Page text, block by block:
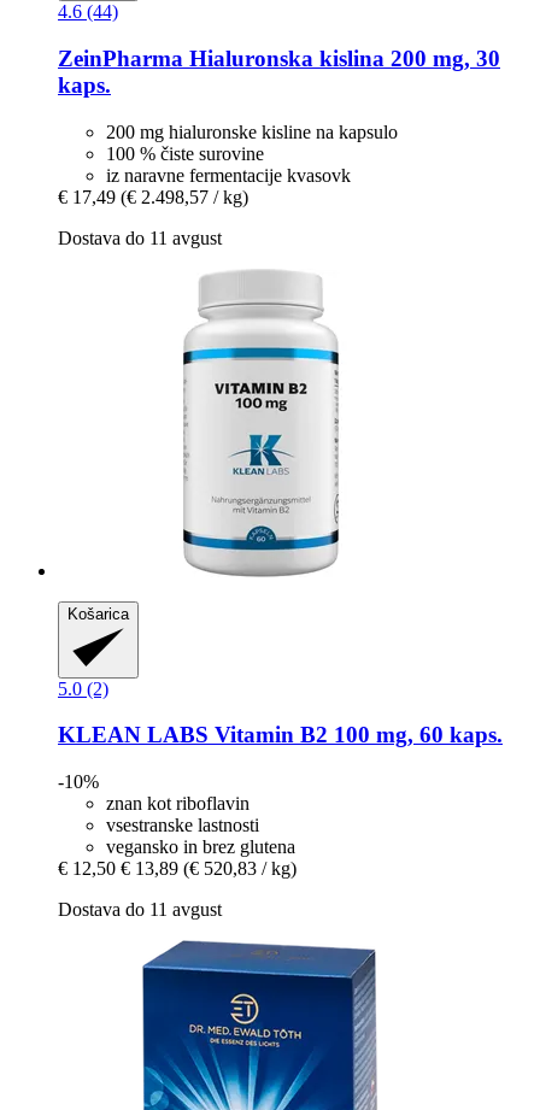
4.6 (44)
ZeinPharma Hialuronska kislina 200 mg, 30
kaps.
200 mg hialuronske kisline na kapsulo
100 % čiste surovine
iz naravne fermentacije kvasovk
€ 17,49 (€ 2.498,57 / kg)
Dostava do 11 avgust
Košarica
5.0 (2)
KLEAN LABS Vitamin B2 100 mg, 60 kaps.
-10%
znan kot riboflavin
vsestranske lastnosti
vegansko in brez glutena
€ 12,50 € 13,89 (€ 520,83 / kg)
Dostava do 11 avgust